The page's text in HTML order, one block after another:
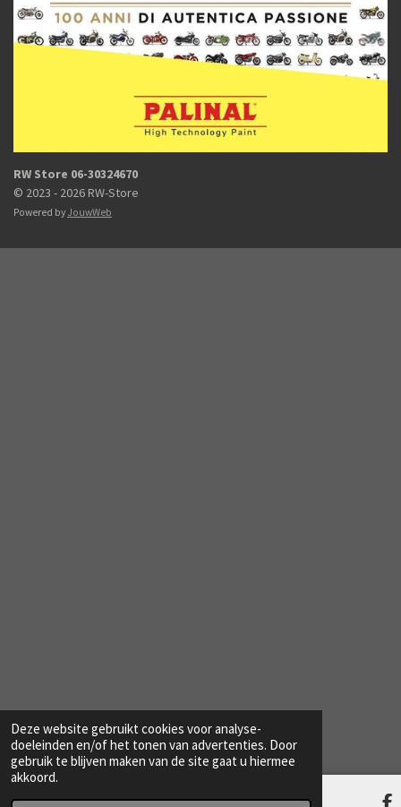
Deze website gebruikt cookies voor analyse-
doeleinden en/of het tonen van advertenties. Door
gebruik te blijven maken van de site gaat u hiermee
akkoord.
RW Store 06-30324670
© 2023 - 2026 RW-Store
Powered by JouwWeb